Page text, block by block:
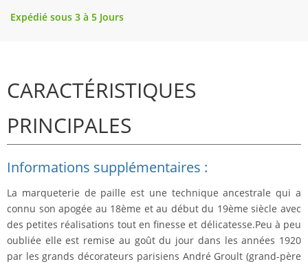
Expédié sous 3 à 5 Jours
CARACTÉRISTIQUES
PRINCIPALES
Informations supplémentaires :
La marqueterie de paille est une technique ancestrale qui a
connu son apogée au 18ème et au début du 19ème siècle avec
des petites réalisations tout en finesse et délicatesse.Peu à peu
oubliée elle est remise au goût du jour dans les années 1920
par les grands décorateurs parisiens André Groult (grand-père